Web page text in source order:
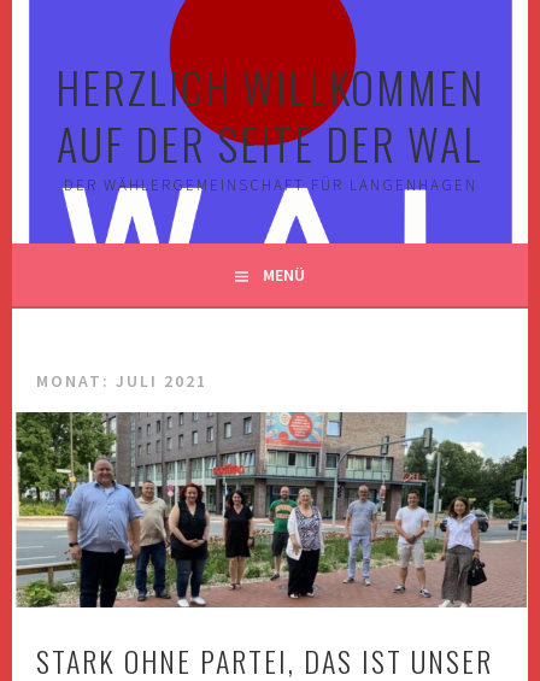
HERZLICH WILLKOMMEN
AUF DER SEITE DER WAL
DER WÄHLERGEMEINSCHAFT FÜR LANGENHAGEN
MENÜ
MONAT:JULI 2021
STARK OHNE PARTEI, DAS IST UNSER